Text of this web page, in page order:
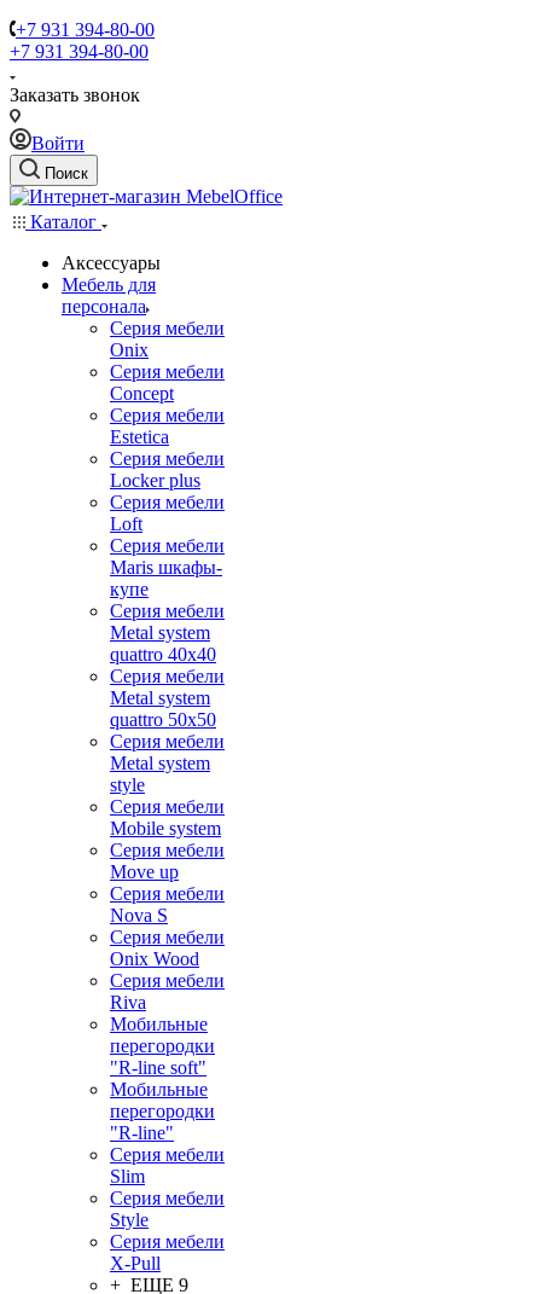
+7 931 394-80-00
+7 931 394-80-00
Заказать звонок
Войти
Поиск
Каталог
Аксессуары
Мебель для
персонала
Серия мебели
Onix
Серия мебели
Concept
Серия мебели
Estetica
Серия мебели
Locker plus
Серия мебели
Loft
Серия мебели
Maris шкафы-
купе
Серия мебели
Metal system
quattro 40x40
Серия мебели
Metal system
quattro 50x50
Серия мебели
Metal system
style
Серия мебели
Mobile system
Серия мебели
Move up
Серия мебели
Nova S
Серия мебели
Onix Wood
Серия мебели
Riva
Мобильные
перегородки
"R-line soft"
Мобильные
перегородки
"R-line"
Серия мебели
Slim
Серия мебели
Style
Серия мебели
X-Pull
+ ЕЩЕ 9